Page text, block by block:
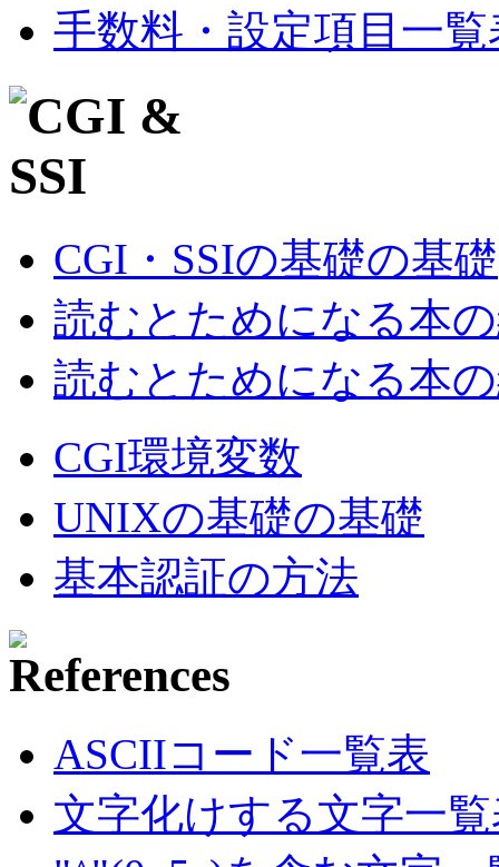
手数料・設定項目一覧
CGI・SSIの基礎の基礎
読むとためになる本
読むとためになる本
CGI環境変数
UNIXの基礎の基礎
基本認証の方法
ASCIIコード一覧表
文字化けする文字一